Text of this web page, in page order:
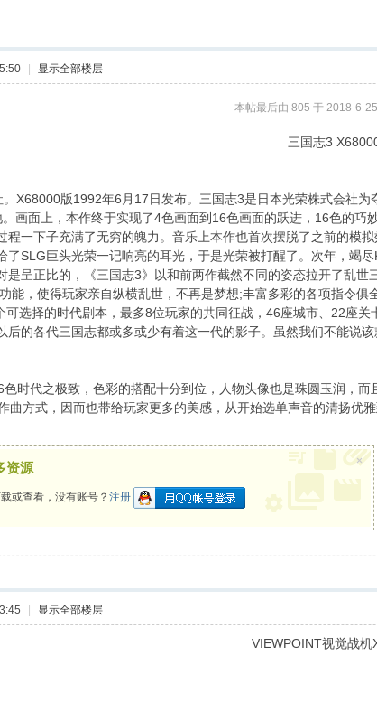
| 显示全部楼层
本帖最后由 805 于 2018-6-
三国志3
X68000版1992年6月17日发布。三国志3是日本光荣株式会社
画面上，本作终于实现了4色画面到16色画面的跃进，16色的
程一下子充满了无穷的魄力。音乐上本作也首次摆脱了之前的模
了SLG巨头光荣一记响亮的耳光，于是光荣被打醒了。次年，竭
是呈正比的，《三国志3》以和前两作截然不同的姿态拉开了乱
能，使得玩家亲自纵横乱世，不再是梦想;丰富多彩的各项指令
可选择的时代剧本，最多8位玩家的共同征战，46座城市、22座
后的各代三国志都或多或少有着这一代的影子。虽然我们不能说
色时代之极致，色彩的搭配十分到位，人物头像也是珠圆玉润，
曲方式，因而也带给玩家更多的美感，从开始选单声音的清扬优
资源
或查看，没有账号？注册
×
| 显示全部楼层
VIEWPOINT视觉战机